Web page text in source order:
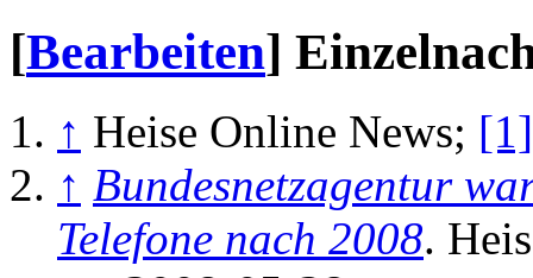
[Bearbeiten]
↑ Heise Online News; [1]
↑ Bundesnetzagentur
Telefone nach 2008.